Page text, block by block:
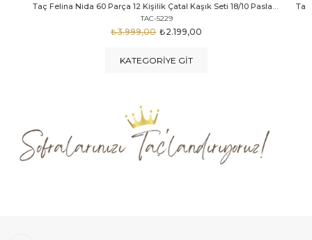
Taç Calista Tivoli 72 Parça 12 Kişilik Çatal Kaşık Bıçak Seti
TAC-5040
₺2.999,00
₺4.289,00
Taç
KATEGORIYE GIT